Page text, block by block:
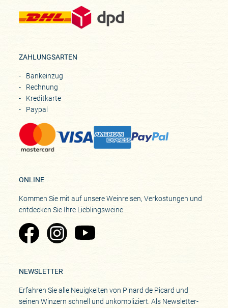
ZAHLUNGSARTEN
Bankeinzug
Rechnung
Kreditkarte
Paypal
ONLINE
Kommen Sie mit auf unsere Weinreisen, Verkostungen und
entdecken Sie Ihre Lieblingsweine:
Zu Pinard's Facebook-Seite
Zu Pinard's Instagram-Seite
Zu Pinard's YouTube-Seite
NEWSLETTER
Erfahren Sie alle Neuigkeiten von Pinard de Picard und
seinen Winzern schnell und unkompliziert. Als Newsletter-